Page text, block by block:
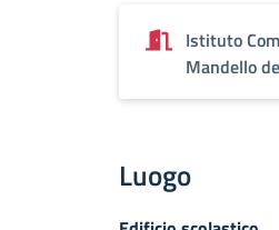
Istituto
Mandello
Luogo